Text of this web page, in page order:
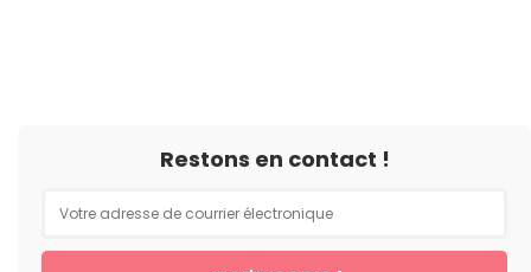
Restons en contact !